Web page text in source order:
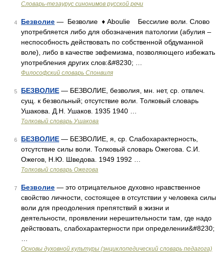
Словарь-тезаурус синонимов русской речи
4 Безволие — Безволие ♦ Aboulie Бессилие воли. Слово
употребляется либо для обозначения патологии (абулия –
неспособность действовать по собственной обдуманной
воле), либо в качестве эвфемизма, позволяющего избежать
употребления других слов:&#8230; …
Философский словарь Спонвиля
5 БЕЗВОЛИЕ — БЕЗВОЛИЕ, безволия, мн. нет, ср. отвлеч.
сущ. к безвольный; отсутствие воли. Толковый словарь
Ушакова. Д.Н. Ушаков. 1935 1940 …
Толковый словарь Ушакова
6 БЕЗВОЛИЕ — БЕЗВОЛИЕ, я, ср. Слабохарактерность,
отсутствие силы воли. Толковый словарь Ожегова. С.И.
Ожегов, Н.Ю. Шведова. 1949 1992 …
Толковый словарь Ожегова
7 Безволие — это отрицательное духовно нравственное
свойство личности, состоящее в отсутствии у человека силы
воли для преодоления препятствий в жизни и
деятельности, проявлении нерешительности там, где надо
действовать, слабохарактерности при определении&#8230;
Основы духовной культуры (энциклопедический словарь педагога)